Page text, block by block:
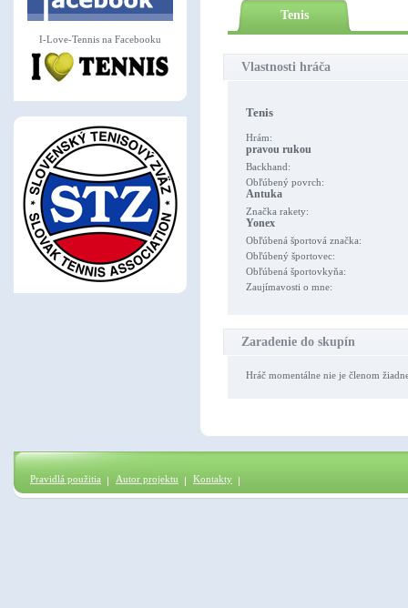
I-Love-Tennis na Facebooku
Tenis
Vlastnosti hráča
Tenis
Hrám:
pravou rukou
Backhand:
Obľúbený povrch:
Antuka
Značka rakety:
Yonex
Obľúbená športová značka:
Obľúbený športovec:
Obľúbená športovkyňa:
Zaujímavosti o mne:
Zaradenie do skupín
Hráč momentálne nie je členom
Pravidlá použitia Autor projektu Kontakty